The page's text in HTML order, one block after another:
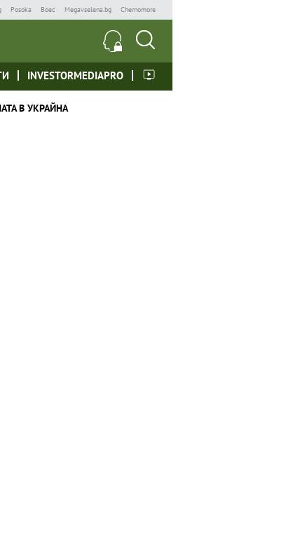
Posoka Boec Megavselena.bg Chernomore
INVESTORMEDIAPRO
В УКРАЙНА